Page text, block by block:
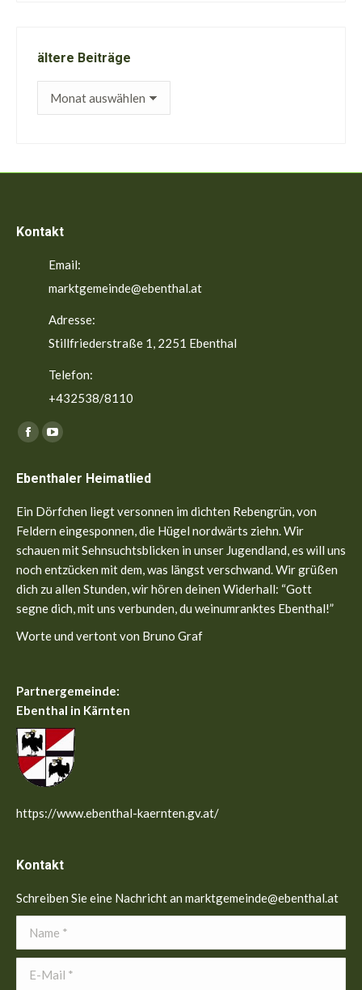
ältere Beiträge
ältere
Kontakt
Email:
marktgemeinde@ebenthal.at
Adresse:
Stillfriederstraße 1, 2251 Ebenthal
Telefon:
+432538/8110
Finden Sie uns auf:
Facebook
opens
in
new
window
YouTube
opens
in
new
window
Ebenthaler Heimatlied
Ein Dörfchen liegt versonnen im dichten Rebengrün, von
Feldern eingesponnen, die Hügel nordwärts ziehn. Wir
schauen mit Sehnsuchtsblicken in unser Jugendland, es will uns
noch entzücken mit dem, was längst verschwand. Wir grüßen
dich zu allen Stunden, wir hören deinen Widerhall: “Gott
segne dich, mit uns verbunden, du weinumranktes Ebenthal!”
Worte und vertont von Bruno Graf
Partnergemeinde:
Ebenthal in Kärnten
https://www.ebenthal-kaernten.gv.at/
Kontakt
Schreiben Sie eine Nachricht an marktgemeinde@ebenthal.at
Name *
E-Mail *